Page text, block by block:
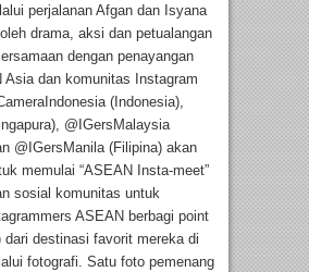
perjalanan Afgan dan Isyana
drama, aksi dan petualangan
dengan penayangan
Asia dan komunitas Instagram
(Indonesia),
@IGersMalaysia
@IGersManila (Filipina) akan
memulai “ASEAN Insta-meet”
sosial komunitas untuk
ASEAN berbagi point
dari destinasi favorit mereka di
fotografi. Satu foto pemenang